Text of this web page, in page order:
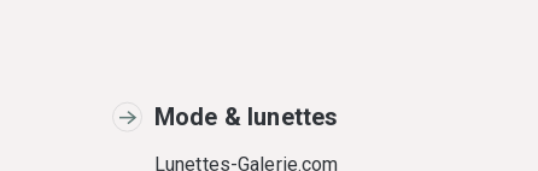
Mode & lunettes
Lunettes-Galerie.com